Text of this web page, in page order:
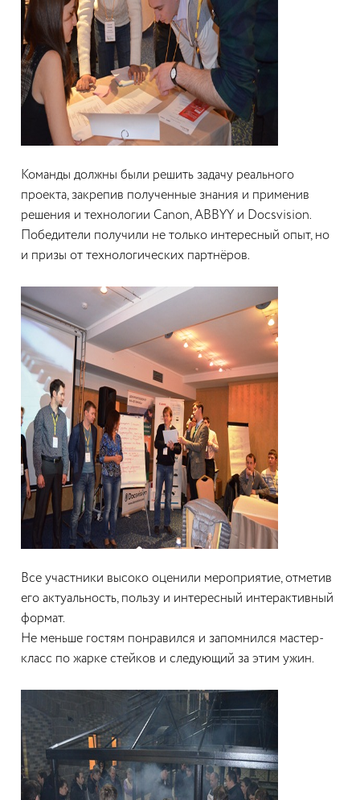
Команды должны были решить задачу реального
проекта, закрепив полученные знания и применив
решения и технологии Canon, ABBYY и Docsvision.
Победители получили не только интересный опыт, но
и призы от технологических партнёров.
Все участники высоко оценили мероприятие, отметив
его актуальность, пользу и интересный интерактивный
формат.
Не меньше гостям понравился и запомнился мастер-
класс по жарке стейков и следующий за этим ужин.